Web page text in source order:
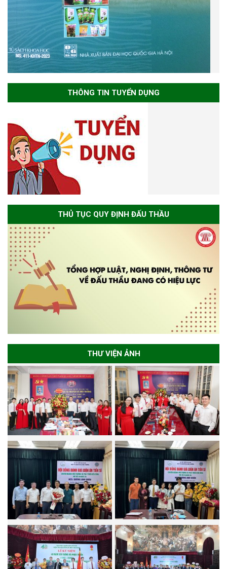
THÔNG TIN TUYỂN DỤNG
THỦ TỤC QUY ĐỊNH ĐẤU THẦU
THƯ VIỆN ẢNH